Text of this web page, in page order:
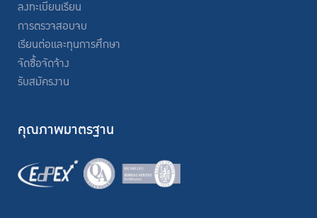
ลงทะเบียนเรียน
การตรวจสอบจบ
เรียนต่อและทุนการศึกษา
จัดซื้อจัดจ้าง
รับสมัครงาน
คุณภาพมาตรฐาน